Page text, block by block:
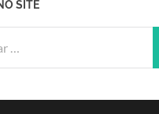
SITE